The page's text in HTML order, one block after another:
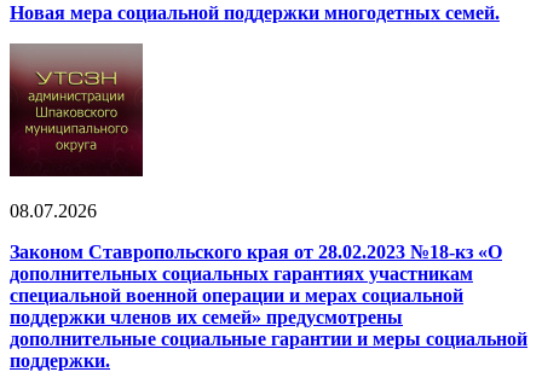
Новая мера социальной поддержки многодетных семей.
08.07.2026
Законом Ставропольского края от 28.02.2023 №18-кз «О
дополнительных социальных гарантиях участникам
специальной военной операции и мерах социальной
поддержки членов их семей» предусмотрены
дополнительные социальные гарантии и меры социальной
поддержки.